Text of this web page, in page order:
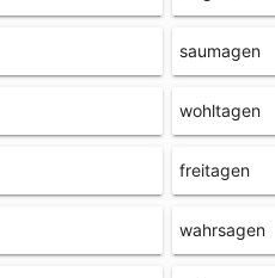
saumagen
wohltagen
freitagen
wahrsagen